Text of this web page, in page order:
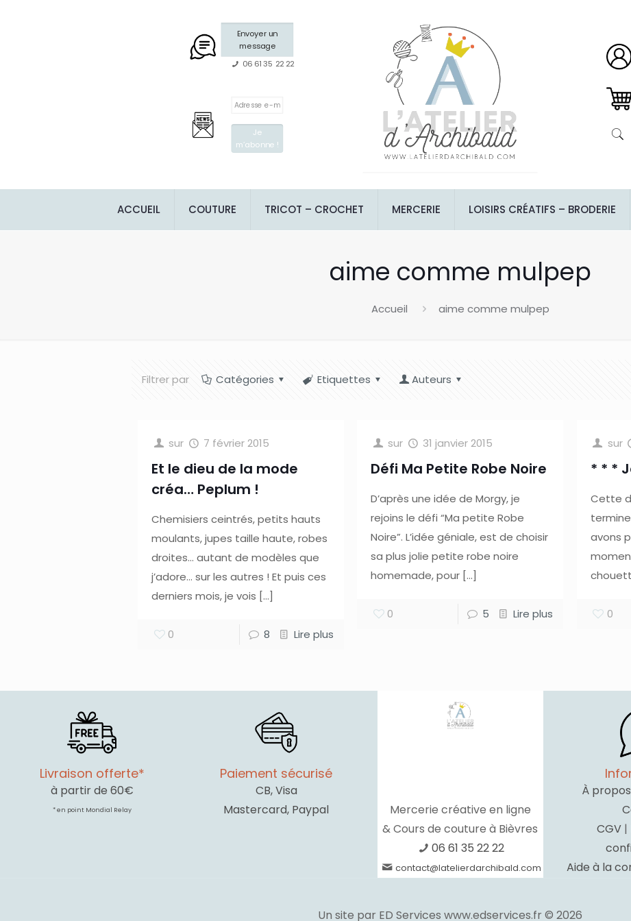
Envoyer un
message
06 61 35 22 22
ACCUEIL COUTURE TRICOT – CROCHET MERCERIE LOISIRS CRÉATIFS – BRODERIE
aime comme mulpep
Accueil aime comme mulpep
Filtrer par Catégories Etiquettes Auteurs
sur 7 février 2015
Et le dieu de la mode
créa… Peplum !
Chemisiers ceintrés, petits hauts
moulants, jupes taille haute, robes
droites… autant de modèles que
j’adore… sur les autres ! Et puis ces
derniers mois, je vois […]
0 8 Lire plus
sur 31 janvier 2015
Défi Ma Petite Robe Noire
D’après une idée de Morgy, je
rejoins le défi “Ma petite Robe
Noire”. L’idée géniale, est de choisir
sa plus jolie petite robe noire
homemade, pour […]
0 5 Lire plus
sur
* * *
Cette
avons
0
Livraison offerte*
à partir de 60€
* en point Mondial Relay
Paiement sécurisé
CB, Visa
Mastercard, Paypal
Mercerie créative en ligne
& Cours de couture à Bièvres
06 61 35 22 22
contact@latelierdarchibald.com
À propos
CGV |
Aide à la
Un site par ED Services www.edservices.fr © 2026